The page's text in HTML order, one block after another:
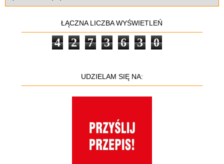
ŁĄCZNA LICZBA WYŚWIETLEŃ
4 2 7 3 6 3 0
UDZIELAM SIĘ NA: